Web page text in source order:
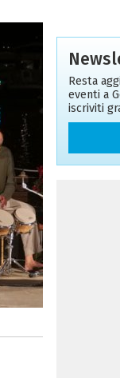
Resta
eventi a
iscriviti